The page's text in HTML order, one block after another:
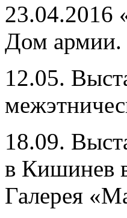
23.04.2016
Дом армии.
12.05.
18.09.
в Кишинев
Галерея